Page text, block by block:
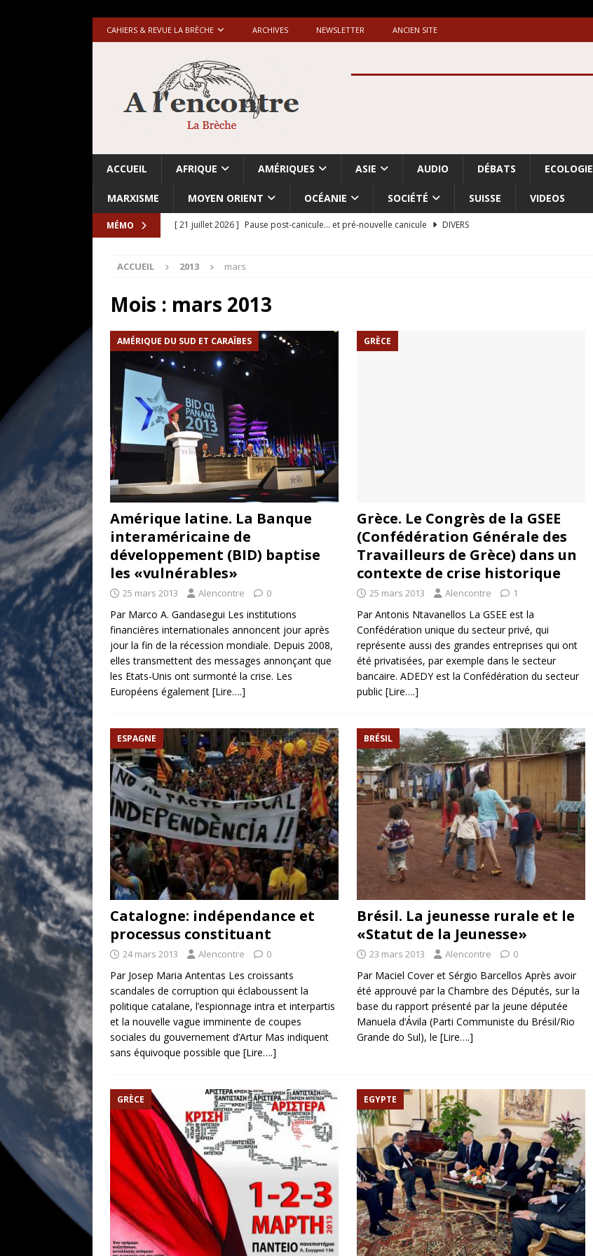
CAHIERS & REVUE LA BRÈCHE ARCHIVES NEWSLETTER ANCIEN SITE
ACCUEIL AFRIQUE AMÉRIQUES ASIE AUDIO DÉBATS ECOLOGIE
MARXISME MOYEN ORIENT OCÉANIE SOCIÉTÉ SUISSE VIDEOS
MÉMO [ 21 juillet 2026 ] Pause post-canicule… et pré-nouvelle canicule
DIVERS
[ 18 juillet 2026 ] Israël-Palestine. «Accentuation du nettoyage ethnique en Cisjordanie et à Gaza
avant les élections du 27 octobre»
goût… et une menace»
ETATS-UNIS
[ 17 juillet 2026 ]
Iran. Le retour de l’option militaire
* LA UNE
ACCUEIL 2013 mars
Mois : mars 2013
AMÉRIQUE DU SUD ET CARAÏBES
Amérique latine. La Banque
interaméricaine de
développement (BID) baptise
les «vulnérables»
25 mars 2013 Alencontre 0
Par Marco A. Gandasegui Les institutions
financières internationales annoncent jour après
jour la fin de la récession mondiale. Depuis 2008,
elles transmettent des messages annonçant que
les Etats-Unis ont surmonté la crise. Les
Européens également [Lire….]
GRÈCE
Grèce. Le Congrès de la GSEE
(Confédération Générale des
Travailleurs de Grèce) dans un
contexte de crise historique
25 mars 2013 Alencontre 1
Par Antonis Ntavanellos La GSEE est la
Confédération unique du secteur privé, qui
représente aussi des grandes entreprises qui ont
été privatisées, par exemple dans le secteur
bancaire. ADEDY est la Confédération du secteur
public [Lire….]
ESPAGNE
Catalogne: indépendance et
processus constituant
24 mars 2013 Alencontre 0
Par Josep Maria Antentas Les croissants
scandales de corruption qui éclaboussent la
politique catalane, l’espionnage intra et interpartis
et la nouvelle vague imminente de coupes
sociales du gouvernement d’Artur Mas indiquent
sans équivoque possible que [Lire….]
BRÉSIL
Brésil. La jeunesse rurale et le
«Statut de la Jeunesse»
23 mars 2013 Alencontre 0
Par Maciel Cover et Sérgio Barcellos Après avoir
été approuvé par la Chambre des Députés, sur la
base du rapport présenté par la jeune députée
Manuela d’Ávila (Parti Communiste du Brésil/Rio
Grande do Sul), le [Lire….]
GRÈCE EGYPTE